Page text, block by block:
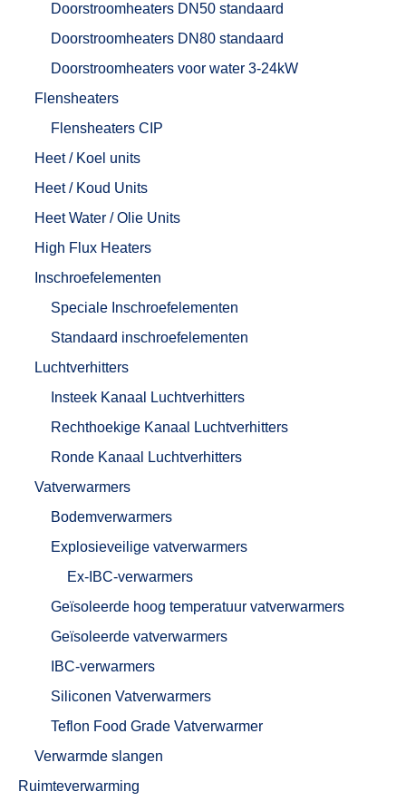
Doorstroomheaters DN50 standaard
Doorstroomheaters DN80 standaard
Doorstroomheaters voor water 3-24kW
Flensheaters
Flensheaters CIP
Heet / Koel units
Heet / Koud Units
Heet Water / Olie Units
High Flux Heaters
Inschroefelementen
Speciale Inschroefelementen
Standaard inschroefelementen
Luchtverhitters
Insteek Kanaal Luchtverhitters
Rechthoekige Kanaal Luchtverhitters
Ronde Kanaal Luchtverhitters
Vatverwarmers
Bodemverwarmers
Explosieveilige vatverwarmers
Ex-IBC-verwarmers
Geïsoleerde hoog temperatuur vatverwarmers
Geïsoleerde vatverwarmers
IBC-verwarmers
Siliconen Vatverwarmers
Teflon Food Grade Vatverwarmer
Verwarmde slangen
Ruimteverwarming